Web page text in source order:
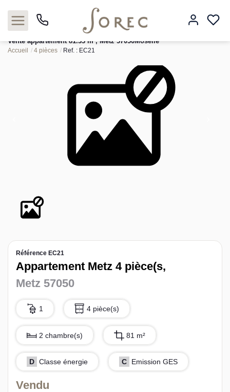
Syndic
L’équipe sorec
Recrutement
Vente appartement 81.33 m², Metz 57050Moselle
Accueil 4 pièces Ref. : EC21
Référence EC21
Appartement Metz 4 pièce(s,
Metz 57050
1 4 pièce(s)
2 chambre(s) 81 m²
D Classe énergie C Emission GES
Vendu